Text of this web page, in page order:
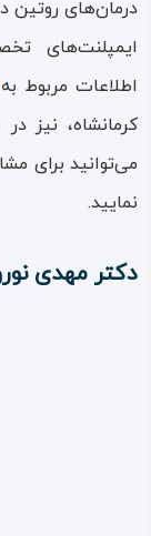
درمان‌های روتین
ایمپلنت‌های
اطلاعات مربوط
کرمانشاه، نیز
می‌توانید برای
نمایید.
دکتر مهدی